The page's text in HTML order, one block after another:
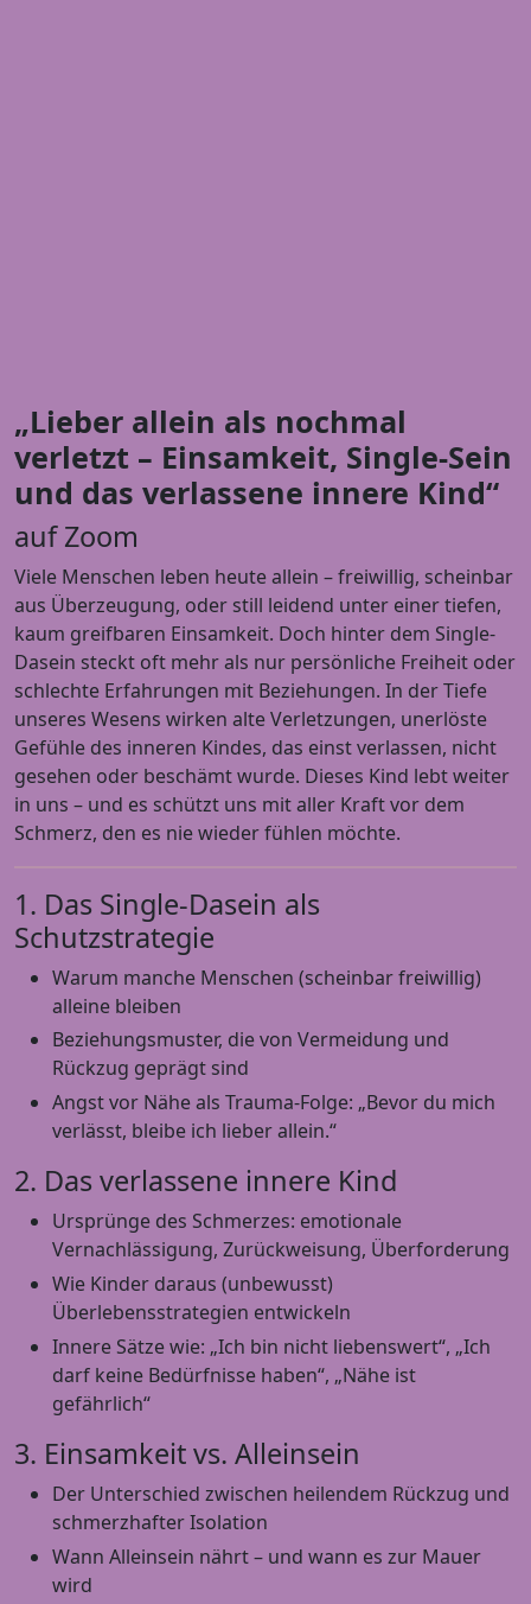
„Lieber allein als nochmal
verletzt – Einsamkeit, Single-Sein
und das verlassene innere Kind“
auf Zoom
Viele Menschen leben heute allein – freiwillig, scheinbar
aus Überzeugung, oder still leidend unter einer tiefen,
kaum greifbaren Einsamkeit. Doch hinter dem Single-
Dasein steckt oft mehr als nur persönliche Freiheit oder
schlechte Erfahrungen mit Beziehungen. In der Tiefe
unseres Wesens wirken alte Verletzungen, unerlöste
Gefühle des inneren Kindes, das einst verlassen, nicht
gesehen oder beschämt wurde. Dieses Kind lebt weiter
in uns – und es schützt uns mit aller Kraft vor dem
Schmerz, den es nie wieder fühlen möchte.
1. Das Single-Dasein als
Schutzstrategie
Warum manche Menschen (scheinbar freiwillig)
alleine bleiben
Beziehungsmuster, die von Vermeidung und
Rückzug geprägt sind
Angst vor Nähe als Trauma-Folge: „Bevor du mich
verlässt, bleibe ich lieber allein.“
2. Das verlassene innere Kind
Ursprünge des Schmerzes: emotionale
Vernachlässigung, Zurückweisung, Überforderung
Wie Kinder daraus (unbewusst)
Überlebensstrategien entwickeln
Innere Sätze wie: „Ich bin nicht liebenswert“, „Ich
darf keine Bedürfnisse haben“, „Nähe ist
gefährlich“
3. Einsamkeit vs. Alleinsein
Der Unterschied zwischen heilendem Rückzug und
schmerzhafter Isolation
Wann Alleinsein nährt – und wann es zur Mauer
wird